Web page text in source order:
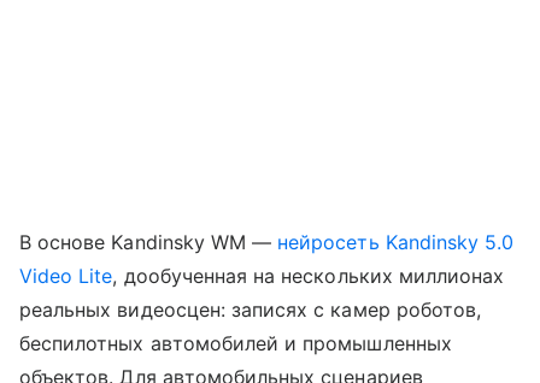
В основе Kandinsky WM — нейросеть Kandinsky 5.0
Video Lite, дообученная на нескольких миллионах
реальных видеосцен: записях с камер роботов,
беспилотных автомобилей и промышленных
объектов. Для автомобильных сценариев